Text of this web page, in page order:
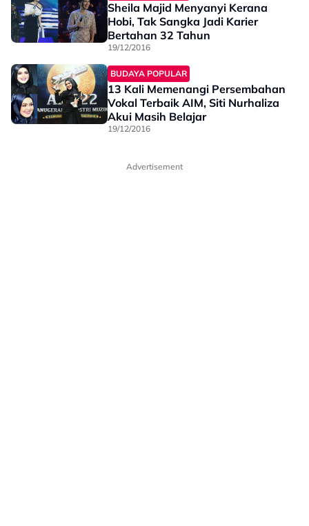
Sheila Majid Menyanyi Kerana
Hobi, Tak Sangka Jadi Karier
Bertahan 32 Tahun
19/12/2016
BUDAYA POPULAR
13 Kali Memenangi Persembahan
Vokal Terbaik AIM, Siti Nurhaliza
Akui Masih Belajar
19/12/2016
Advertisement